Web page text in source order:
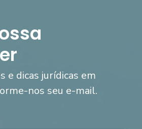
e dicas jurídicas em
nos seu e-mail.